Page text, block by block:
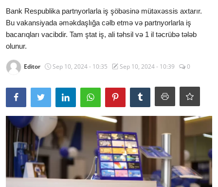
Maliyyə
Əlaqə
Bank Respublika partnyorlarla iş şöbəsinə mütəxəssis axtarır.
Bu vakansiyada əməkdaşlığa cəlb etmə və partnyorlarla iş
bacarıqları vacibdir. Tam ştat iş, ali təhsil və 1 il təcrübə tələb
olunur.
Editor Sep 10, 2024 - 10:35 Sep 10, 2024 - 10:39 0